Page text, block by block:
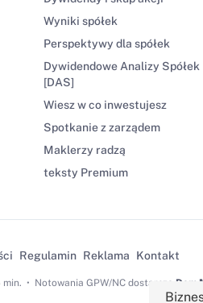
Wyniki spółek
Perspektywy dla spółek
Dywidendowe Analizy Spółek
[DAS]
Wiesz w co inwestujesz
Spotkanie z zarządem
Maklerzy radzą
teksty Premium
Regulamin Reklama Kontakt
Notowania GPW/NC dostarcza Dom